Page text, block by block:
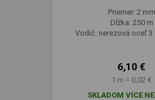
Priemer: 2 mm
Dĺžka: 250 m
Vodič: nerezová oceľ 3
6,10 €
1 m = 0,02 €
SKLADOM VÍCE